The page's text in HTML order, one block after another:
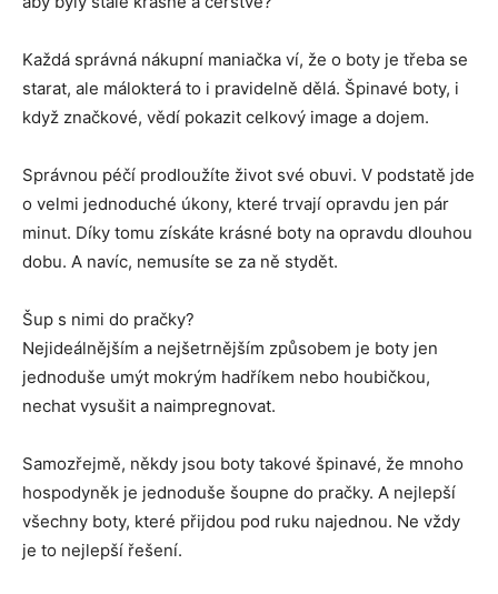
Každá správná nákupní maniačka ví, že o boty je třeba se
starat, ale málokterá to i pravidelně dělá. Špinavé boty, i
když značkové, vědí pokazit celkový image a dojem.
Správnou péčí prodloužíte život své obuvi. V podstatě jde
o velmi jednoduché úkony, které trvají opravdu jen pár
minut. Díky tomu získáte krásné boty na opravdu dlouhou
dobu. A navíc, nemusíte se za ně stydět.
Šup s nimi do pračky?
Nejideálnějším a nejšetrnějším způsobem je boty jen
jednoduše umýt mokrým hadříkem nebo houbičkou,
nechat vysušit a naimpregnovat.
Samozřejmě, někdy jsou boty takové špinavé, že mnoho
hospodyněk je jednoduše šoupne do pračky. A nejlepší
všechny boty, které přijdou pod ruku najednou. Ne vždy
je to nejlepší řešení.